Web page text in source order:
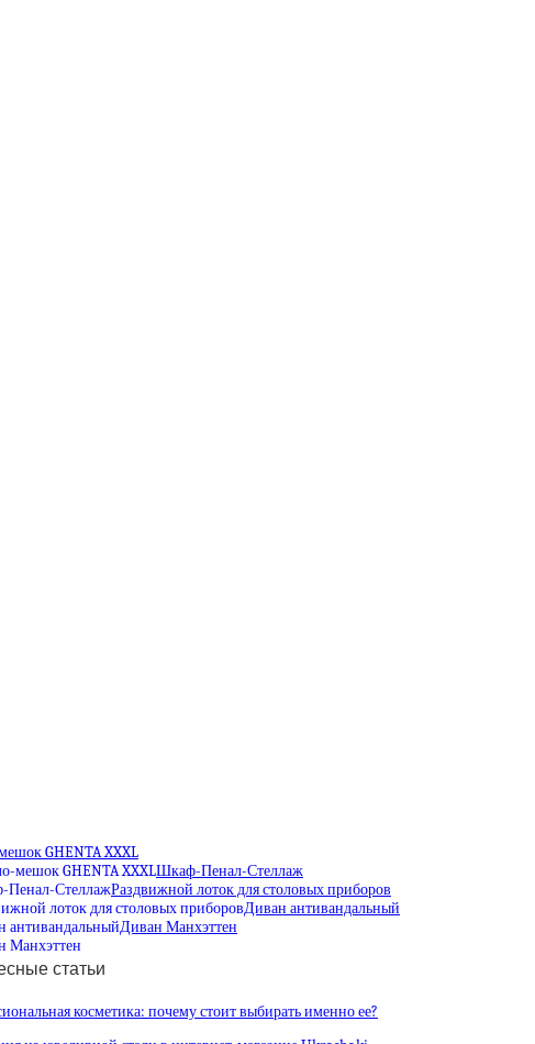
GHENTA XXXL
Шкаф-Пенал-Стеллаж
Раздвижной лоток для столовых приборов
Диван антивандальный
Диван Манхэттен
статьи
косметика: почему стоит выбирать именно ее?